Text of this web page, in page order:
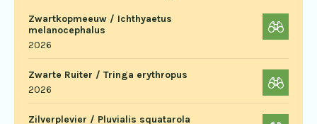
Zwartkopmeeuw / Ichthyaetus
melanocephalus
2026
Zwarte Ruiter / Tringa erythropus
2026
Zilverplevier / Pluvialis squatarola